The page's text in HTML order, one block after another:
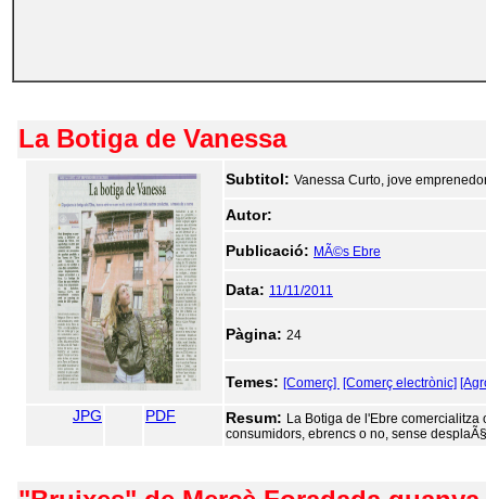
La Botiga de Vanessa
Subtitol: Vanessa Curto, jove
Autor:
Publicació: MÃ©s Ebre
Data: 11/11/2011
Pàgina: 24
Temes: [Comerç] [Comerç electrònic]
JPG PDF Resum: La Botiga de l'Ebre
consumidors, ebrencs o no, sense